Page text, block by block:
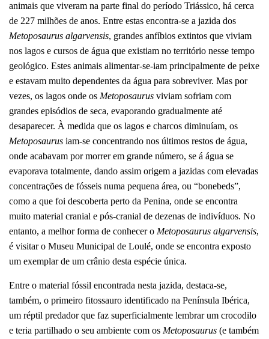
animais que viveram na parte final do período Triássico, há cerca
de 227 milhões de anos. Entre estas encontra-se a jazida dos
Metoposaurus algarvensis, grandes anfíbios extintos que viviam
nos lagos e cursos de água que existiam no território nesse tempo
geológico. Estes animais alimentar-se-iam principalmente de peixe
e estavam muito dependentes da água para sobreviver. Mas por
vezes, os lagos onde os Metoposaurus viviam sofriam com
grandes episódios de seca, evaporando gradualmente até
desaparecer. À medida que os lagos e charcos diminuíam, os
Metoposaurus iam-se concentrando nos últimos restos de água,
onde acabavam por morrer em grande número, se á água se
evaporava totalmente, dando assim origem a jazidas com elevadas
concentrações de fósseis numa pequena área, ou “bonebeds”,
como a que foi descoberta perto da Penina, onde se encontra
muito material cranial e pós-cranial de dezenas de indivíduos. No
entanto, a melhor forma de conhecer o Metoposaurus algarvensis,
é visitar o Museu Municipal de Loulé, onde se encontra exposto
um exemplar de um crânio desta espécie única.
Entre o material fóssil encontrada nesta jazida, destaca-se,
também, o primeiro fitossauro identificado na Península Ibérica,
um réptil predador que faz superficialmente lembrar um crocodilo
e teria partilhado o seu ambiente com os Metoposaurus (e também